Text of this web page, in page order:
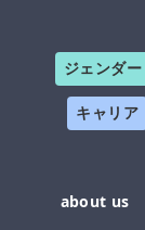
ジェンダー
キャリア
about us